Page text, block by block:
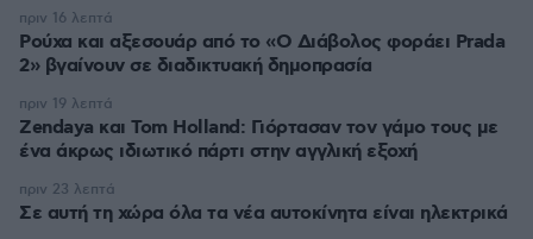
Ρούχα και αξεσουάρ από το «Ο Διάβολος φοράει Prada
2» βγαίνουν σε διαδικτυακή δημοπρασία
πριν 16 λεπτά
Zendaya και Tom Holland: Γιόρτασαν τον γάμο τους με
ένα άκρως ιδιωτικό πάρτι στην αγγλική εξοχή
πριν 19 λεπτά
Σε αυτή τη χώρα όλα τα νέα αυτοκίνητα είναι ηλεκτρικά
πριν 23 λεπτά